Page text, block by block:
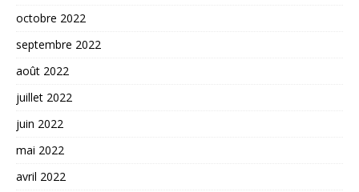
octobre 2022
septembre 2022
août 2022
juillet 2022
juin 2022
mai 2022
avril 2022